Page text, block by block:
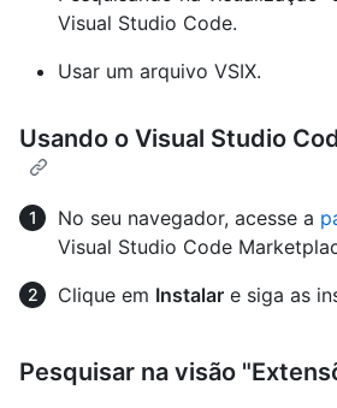
Visual Studio Code.
Usar um arquivo VSIX.
Usando o Visual Studio
No seu navegador, acesse a
Visual Studio Code
Clique em Instalar e siga as
Pesquisar na visão